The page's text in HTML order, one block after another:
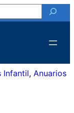
Infantil, Anuarios